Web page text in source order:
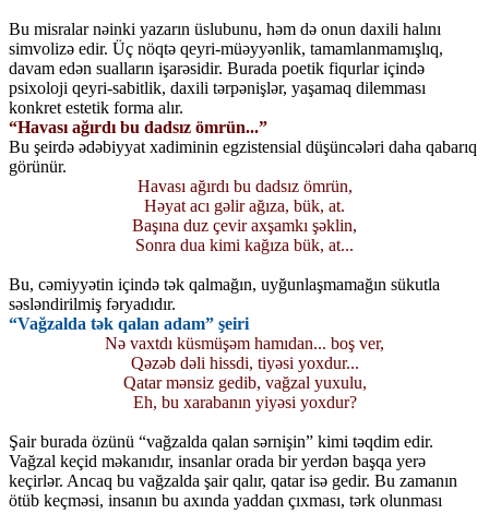
Bu misralar nəinki yazarın üslubunu, həm də onun daxili halını
simvolizə edir. Üç nöqtə qeyri-müəyyənlik, tamamlanmamışlıq,
davam edən sualların işarəsidir. Burada poetik fiqurlar içində
psixoloji qeyri-sabitlik, daxili tərpənişlər, yaşamaq dilemması
konkret estetik forma alır.
“Havası ağırdı bu dadsız ömrün...”
Bu şeirdə ədəbiyyat xadiminin egzistensial düşüncələri daha qabarıq
görünür.
Havası ağırdı bu dadsız ömrün,
Həyat acı gəlir ağıza, bük, at.
Başına duz çevir axşamkı şəklin,
Sonra dua kimi kağıza bük, at...
Bu, cəmiyyətin içində tək qalmağın, uyğunlaşmamağın sükutla
səsləndirilmiş fəryadıdır.
“Vağzalda tək qalan adam” şeiri
Nə vaxtdı küsmüşəm hamıdan... boş ver,
Qəzəb dəli hissdi, tiyəsi yoxdur...
Qatar mənsiz gedib, vağzal yuxulu,
Eh, bu xarabanın yiyəsi yoxdur?
Şair burada özünü “vağzalda qalan sərnişin” kimi təqdim edir.
Vağzal keçid məkanıdır, insanlar orada bir yerdən başqa yerə
keçirlər. Ancaq bu vağzalda şair qalır, qatar isə gedir. Bu zamanın
ötüb keçməsi, insanın bu axında yaddan çıxması, tərk olunması